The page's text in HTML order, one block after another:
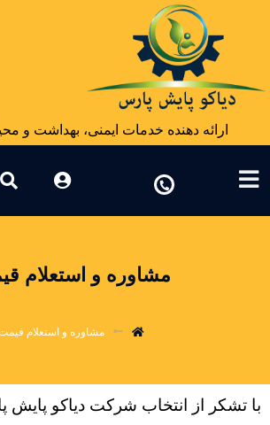
ارائه دهنده خدمات ایمنی، بهداشت و
مشاوره و استعلام
مشاوره و استعلام قیمت
تشکر از انتخاب شرکت دیاکو پایش